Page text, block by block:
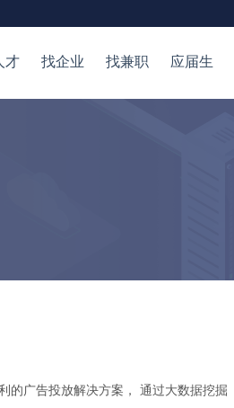
才 找企业 找兼职 应届生
的广告投放解决方案， 通过大数据挖掘